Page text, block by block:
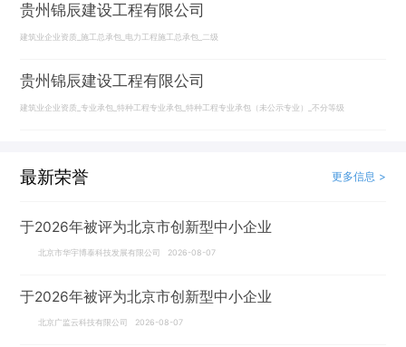
贵州锦辰建设工程有限公司
建筑业企业资质_施工总承包_电力工程施工总承包_二级
贵州锦辰建设工程有限公司
建筑业企业资质_专业承包_特种工程专业承包_特种工程专业承包（未公示专业）_不分等级
最新荣誉 更多信息 >
于2026年被评为北京市创新型中小企业
北京市华宇博泰科技发展有限公司 2026-08-07
于2026年被评为北京市创新型中小企业
北京广监云科技有限公司 2026-08-07